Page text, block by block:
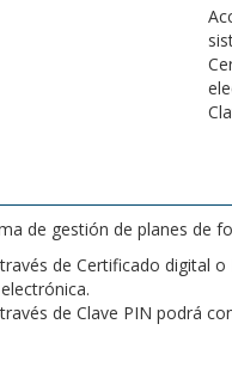
de gestión de planes de
de Certificado digital
de Clave PIN podrá